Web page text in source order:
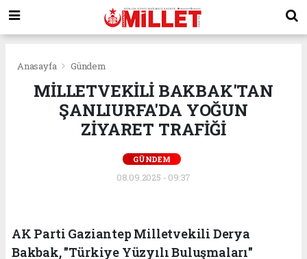
Anasayfa Gündem
MİLLETVEKİLİ BAKBAK'TAN
ŞANLIURFA'DA YOĞUN
ZİYARET TRAFİĞİ
GÜNDEM
08.09.2025 - 09:37
AK Parti Gaziantep Milletvekili Derya
Bakbak, "Türkiye Yüzyılı Buluşmaları"